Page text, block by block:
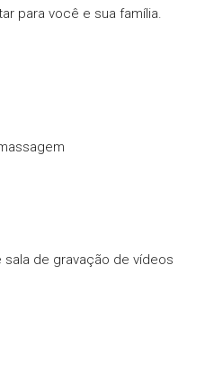
para você e sua família.
sala de gravação de vídeos